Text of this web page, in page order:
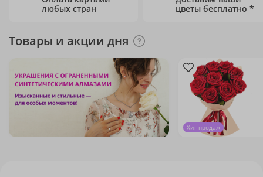
любых стран
цветы бесплатно *
Товары и акции дня
Хит продаж